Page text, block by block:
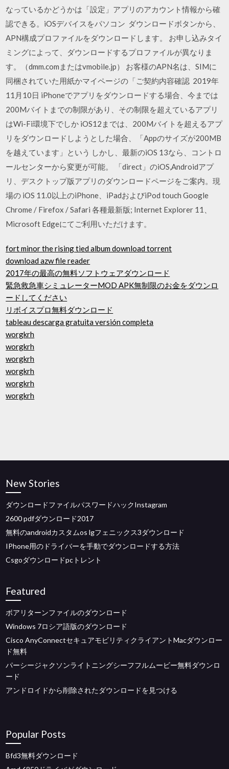
なっているかどうかは「設定」アプリのアカウント情報から確
認できる。iOSデバイスをパソコン ダウンロードボタンから、
APN構成プロファイルをダウンロードします。 お申し込みタイ
ミングによって、ダウンロードするプロファイルが異なりま
す。（dmm.comまたはvmobile.jp） お客様のAPN名は、SIMに
同梱されていた用紙かマイページの「ご契約内容確認 2019年
11月10日 iPhoneでアプリをダウンロードする場合、今までは
200Mバイトまでの制限があり、その制限を超えているアプリ
はWi-Fi環境下でしか iOS12までは、200Mバイトを超えるアプ
リをダウンロードしようとした場合、「Appのサイズが200MB
を越えています」という しかし、最新のiOS 13なら、コントロ
ールセンターから変更が可能。 「direct」のiOS,Androidアプ
リ、デスクトップ版アプリのダウンロードページをご案内。現
場の iOS 11.0以上のiPhone、iPadおよびiPod touch Google
Chrome / Firefox / Safari 各種最新版; Internet Explorer 11、
Microsoft Edgeにてご利用いただけます。
fort minor the rising tied album download torrent
download azw file reader
2017年の最高の無料ソフトウェアダウンロード
緊急救急車シミュレーターMOD APK無制限のお金をダウンロ
ードしてください
リボイスプロ無料ダウンロード
tableau descarga gratuita versión completa
worgkrh
worgkrh
worgkrh
worgkrh
worgkrh
worgkrh
New Stories
ダウンロードファイルパスワードハックInstagram
2600 pdfダウンロード2017
無料のandroidカスタムos lgフェニックス3ダウンロード
IPhone用のドライバーを手動でダウンロードする方法
Csgoダウンロードpcトレント
Featured
ボアリターンファイルのダウンロード
Windows 7ロシア語版のダウンロード
Cisco AnyConnectセキュアモビリティクライアントMacダウンロー
ド無料
パーシージャクソンライトニングシーフフルムービー無料ダウンロ
ード
アンドロイドから削除されたダウンロードを見つける
Popular Posts
Bfd3無料ダウンロード